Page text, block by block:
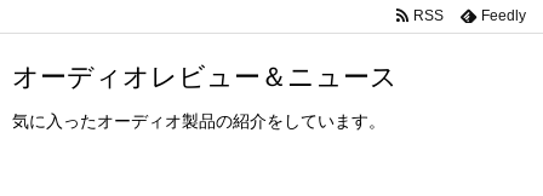
オーディオレビュー＆ニュース
気に入ったオーディオ製品の紹介をしています。
RSS Feedly